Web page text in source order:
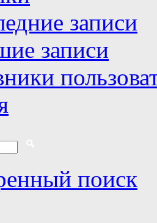
записи
записи
поиск